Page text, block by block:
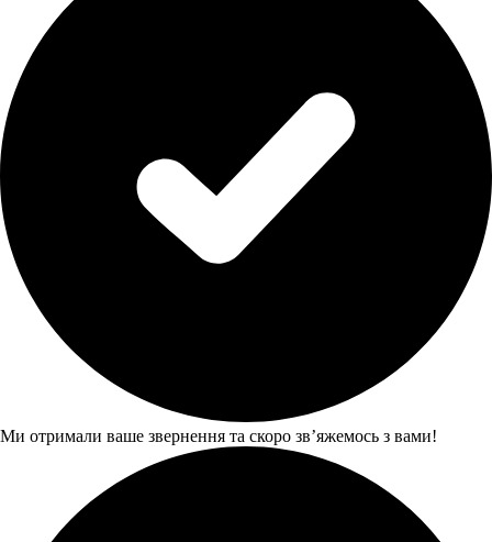
Ми отримали ваше звернення та скоро звʼяжемось з вами!